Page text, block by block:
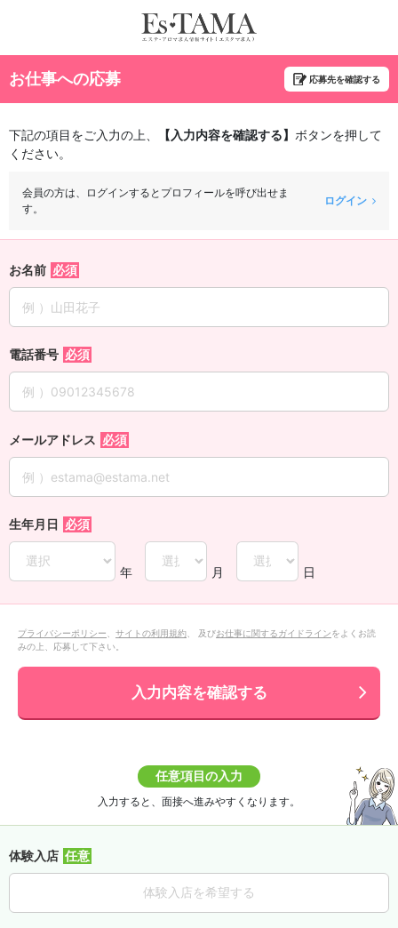
お仕事への応募 応募先を確認する
下記の項目をご入力の上、 【入力内容を確認する】 ボタンを押して
ください。
会員の方は、ログインするとプロフィールを呼び出せま
す。
ログイン
お名前
電話番号
メールアドレス
生年月日
年 月 日
プライバシーポリシー サイトの利用規約 、 及びお仕事に関するガイドラインをよくお読
みの上、応募して下さい。
入力内容を確認する
任意項目の入力
入力すると、面接へ進みやすくなります。
体験入店
体験入店を希望する